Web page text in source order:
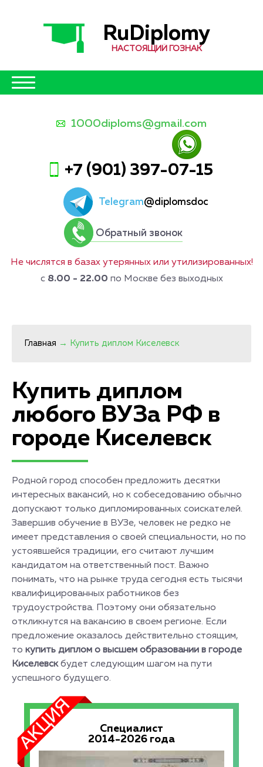
RuDiplomy
НАСТОЯЩИЙ ГОЗНАК
1000diploms@gmail.com
+7 (901) 397-07-15
Telegram@diplomsdoc
Обратный звонок
Не числятся в базах утерянных или утилизированных!
с 8.00 - 22.00 по Москве без выходных
Главная → Купить диплом Киселевск
Купить диплом
любого ВУЗа РФ в
городе Киселевск
Родной город способен предложить десятки
интересных вакансий, но к собеседованию обычно
допускают только дипломированных соискателей.
Завершив обучение в ВУЗе, человек не редко не
имеет представления о своей специальности, но по
устоявшейся традиции, его считают лучшим
кандидатом на ответственный пост. Важно
понимать, что на рынке труда сегодня есть тысячи
квалифицированных работников без
трудоустройства. Поэтому они обязательно
откликнутся на вакансию в своем регионе. Если
предложение оказалось действительно стоящим,
то купить диплом о высшем образовании в городе
Киселевскбудет следующим шагом на пути
успешного будущего.
Специалист
2014-2026 года